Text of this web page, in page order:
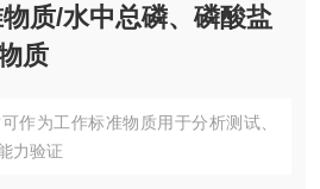
质/水中总磷、磷酸盐
质
作为工作标准物质用于分析测试、
力验证